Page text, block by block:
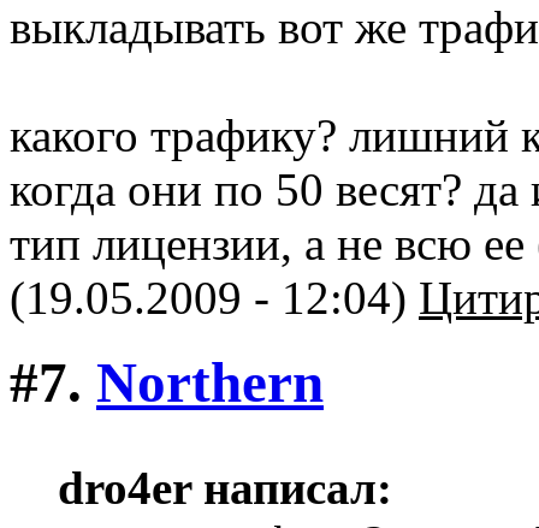
выкладывать вот же
какого трафику? лишний
когда они по 50 весят?
тип лицензии, а не всю
(19.05.2009 - 12:04)
#7. Northern
dro4er написал: